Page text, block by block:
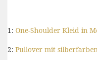
1: One-Shoulder Kleid in
2: Pullover mit